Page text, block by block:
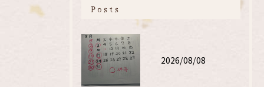
Posts
2026/08/08